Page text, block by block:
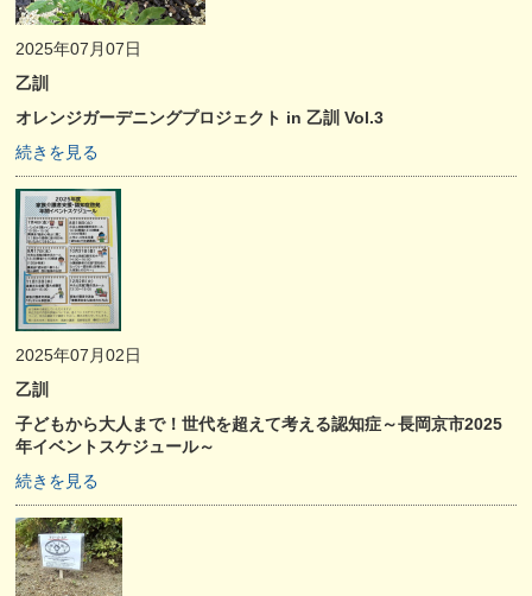
2025年07月07日
乙訓
オレンジガーデニングプロジェクト in 乙訓 Vol.3
続きを見る
2025年07月02日
乙訓
子どもから大人まで！世代を超えて考える認知症～長岡京市2025
年イベントスケジュール～
続きを見る